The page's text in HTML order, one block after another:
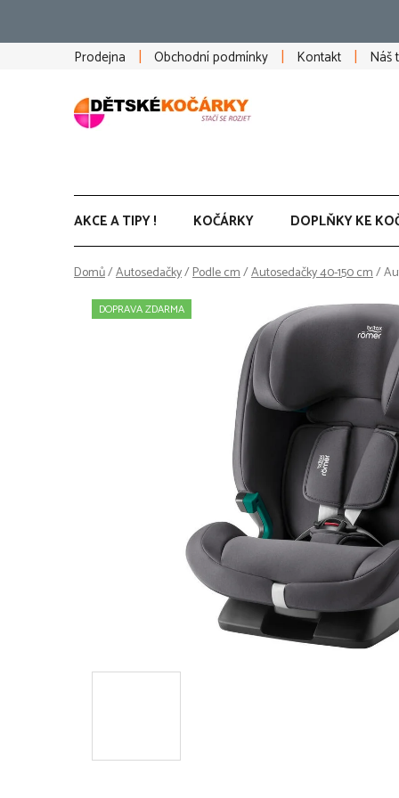
obsah
Prodejna
Obchodní podmínky Kontakt Náš
AKCE A TIPY ! KOČÁRKY DOPLŇKY KE
Domů/Autosedačky/Podle cm/Autosedačky 40-150 cm/
DOPRAVA ZDARMA